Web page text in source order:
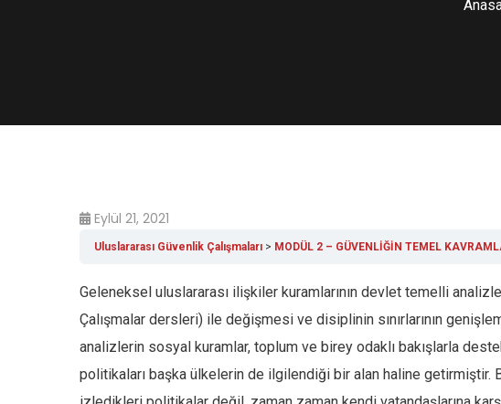
Eylül 21, 2021
Uluslararası Güvenlik Çalışmaları MODÜL 2 – GÜVENLİĞİN TEMEL
Geleneksel uluslararası ilişkiler kuramlarının devlet temelli
Çalışmalar dersleri) ile değişmesi ve disiplinin sınırlarının
analizlerin sosyal kuramlar, toplum ve birey odaklı bakışlarla
politikaları başka ülkelerin de ilgilendiği bir alan haline